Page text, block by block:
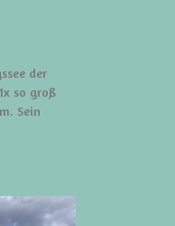
der
so groß
Sein